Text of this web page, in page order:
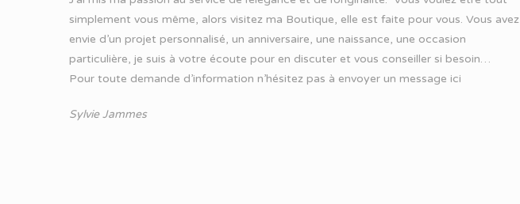
simplement vous même, alors visitez ma Boutique, elle est faite pour vous. Vous avez
envie d’un projet personnalisé, un anniversaire, une naissance, une occasion
particulière, je suis à votre écoute pour en discuter et vous conseiller si besoin…
Pour toute demande d’information n’hésitez pas à envoyer un message ici
Sylvie Jammes